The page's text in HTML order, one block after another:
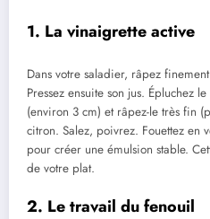
1. La vinaigrette active
Dans votre saladier, râpez
Pressez ensuite son jus. Épluchez
(environ 3 cm) et râpez-le très fin
citron. Salez, poivrez. Fouettez en
pour créer une émulsion stable.
de votre plat.
2. Le travail du fenouil